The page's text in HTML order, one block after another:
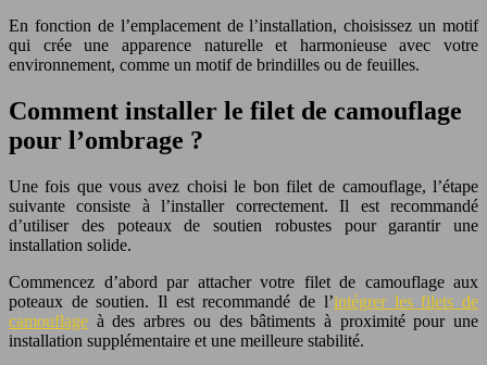
En fonction de l’emplacement de l’installation, choisissez un motif
qui crée une apparence naturelle et harmonieuse avec votre
environnement, comme un motif de brindilles ou de feuilles.
Comment installer le filet de camouflage
pour l’ombrage ?
Une fois que vous avez choisi le bon filet de camouflage, l’étape
suivante consiste à l’installer correctement. Il est recommandé
d’utiliser des poteaux de soutien robustes pour garantir une
installation solide.
Commencez d’abord par attacher votre filet de camouflage aux
poteaux de soutien. Il est recommandé de l’intégrer les filets de
camouflage à des arbres ou des bâtiments à proximité pour une
installation supplémentaire et une meilleure stabilité.